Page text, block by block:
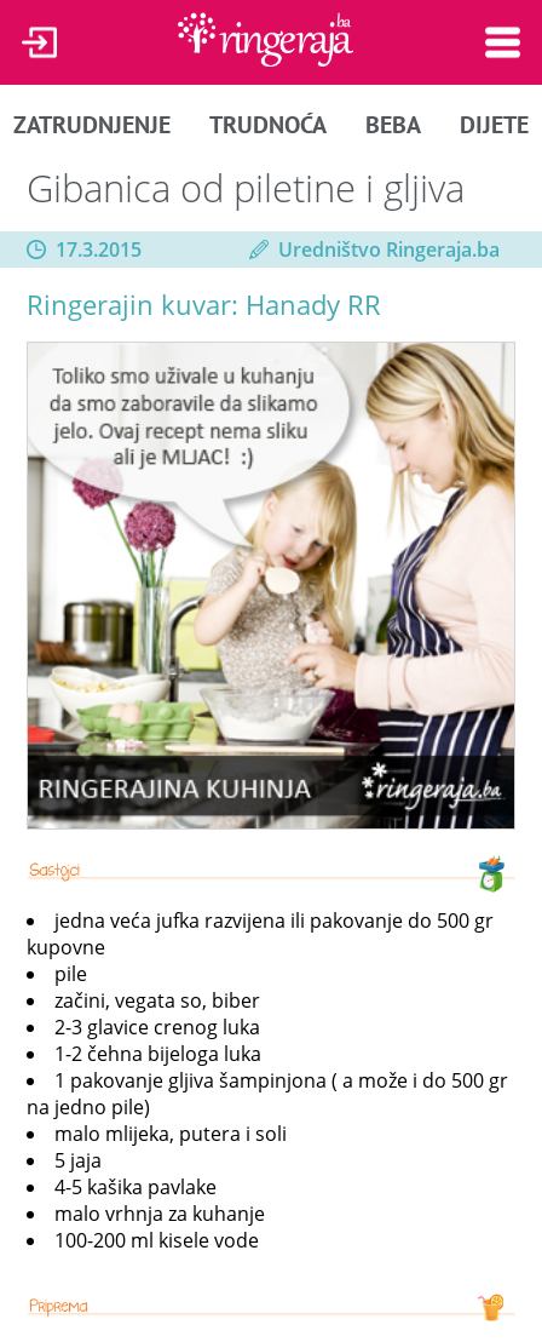
ZATRUDNJENJE TRUDNOĆA BEBA DIJETE
Gibanica od piletine i gljiva
17.3.2015 Uredništvo Ringeraja.ba
Ringerajin kuvar: Hanady RR
jedna veća jufka razvijena ili pakovanje do 500 gr
kupovne
pile
začini, vegata so, biber
2-3 glavice crenog luka
1-2 čehna bijeloga luka
1 pakovanje gljiva šampinjona ( a može i do 500 gr
na jedno pile)
malo mlijeka, putera i soli
5 jaja
4-5 kašika pavlake
malo vrhnja za kuhanje
100-200 ml kisele vode